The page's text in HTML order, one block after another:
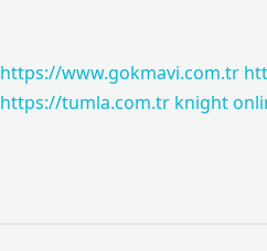
https://www.gokmavi.com.tr
https://tumla.com.tr knight